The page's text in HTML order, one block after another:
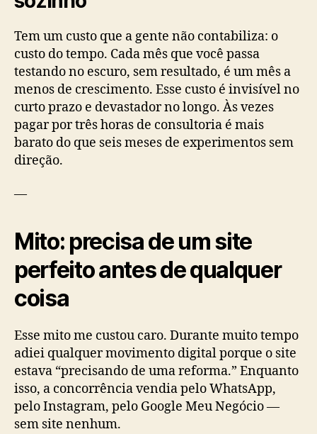
Tem um custo que a gente não contabiliza: o
custo do tempo. Cada mês que você passa
testando no escuro, sem resultado, é um mês a
menos de crescimento. Esse custo é invisível no
curto prazo e devastador no longo. Às vezes
pagar por três horas de consultoria é mais
barato do que seis meses de experimentos sem
direção.
—
Mito: precisa de um site
perfeito antes de qualquer
coisa
Esse mito me custou caro. Durante muito tempo
adiei qualquer movimento digital porque o site
estava “precisando de uma reforma.” Enquanto
isso, a concorrência vendia pelo WhatsApp,
pelo Instagram, pelo Google Meu Negócio —
sem site nenhum.